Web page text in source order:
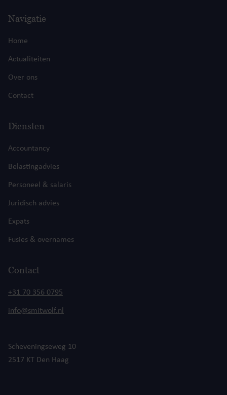
Navigatie
Home
Actualiteiten
Over ons
Contact
Diensten
Accountancy
Belastingadvies
Personeel & salaris
Juridisch advies
Expats
Fusies & overnames
Contact
+31 70 356 0795
info@smitwolf.nl
Scheveningseweg 10
2517 KT Den Haag